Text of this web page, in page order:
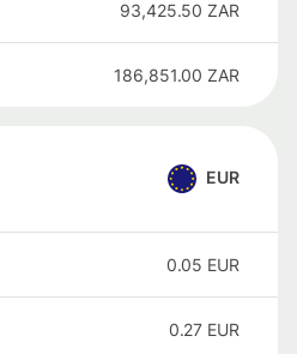
93,425.50 ZAR
186,851.00 ZAR
EUR
0.05 EUR
0.27 EUR